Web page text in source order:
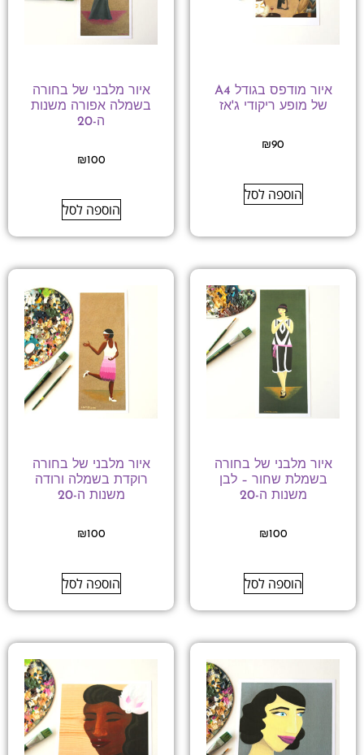
איור מודפס בגודל A4
של מופע ריקודי ג'אז
₪90
הוספה לסל
איור מלבני של בחורה
בשמלה אפורה משנות
ה-20
₪100
הוספה לסל
איור מלבני של בחורה
בשמלת שחור – לבן
משנות ה-20
₪100
הוספה לסל
איור מלבני של בחורה
רוקדת בשמלה ורודה
משנות ה-20
₪100
הוספה לסל